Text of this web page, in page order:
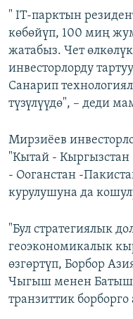
" IT-парктын
көбөйүп, 100 миң
жатабыз. Чет
инвесторлорду
Санарип
түзүлүүдө", – деди
Мирзиёев
"Кытай - Кыргызстан
- Ооганстан -
курулушуна да
"Бул стратегиялык
геоэкономикалык
өзгөртүп, Борбор
Чыгыш менен
транзиттик